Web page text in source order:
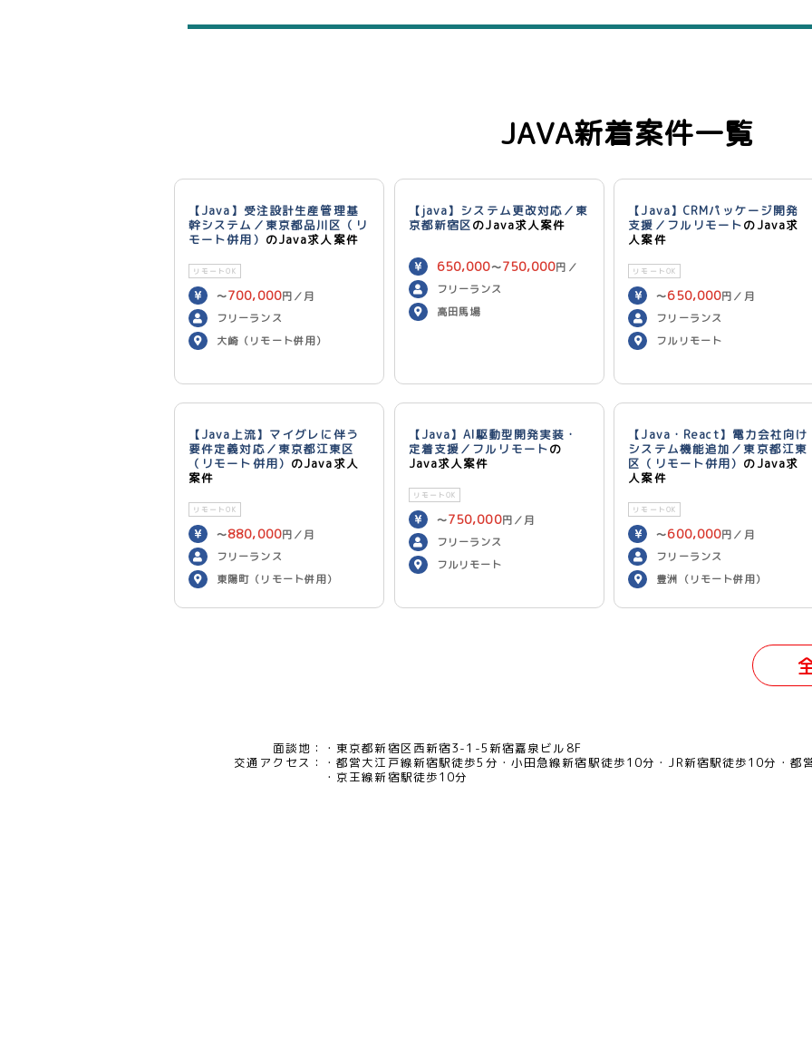
JAVA新着案件一覧
【Java】受注設計生産管理基
幹システム／東京都品川区（リ
モート併用） のJava求人案件
リモートOK
〜700,000円／月
フリーランス
大崎（リモート併用）
【java】システム更改対応／東
京都新宿区のJava求人案件
650,000〜750,000円／
月
フリーランス
高田馬場
【Java】CRMパッケージ開発
支援／フルリモートのJava求
人案件
リモートOK
〜650,000円／月
フリーランス
フルリモート
【Java上流】マイグレに伴う
要件定義対応／東京都江東区
（リモート併用） のJava求人
案件
リモートOK
〜880,000円／月
フリーランス
東陽町（リモート併用）
【Java】AI駆動型開発実装・
定着支援／フルリモートの
Java求人案件
リモートOK
〜750,000円／月
フリーランス
フルリモート
【Java・React】電力会社向け
システム機能追加／東京都江東
区（リモート併用） のJava求
人案件
リモートOK
〜600,000円／月
フリーランス
豊洲（リモート併用）
面談地：
東京都新宿区西新宿3-1-5新宿嘉泉ビル8F
交通アクセス：
都営大江戸線新宿駅徒歩5分 小田急線新宿駅徒歩10分 JR新宿駅徒歩10分
都
京王線新宿駅徒歩10分